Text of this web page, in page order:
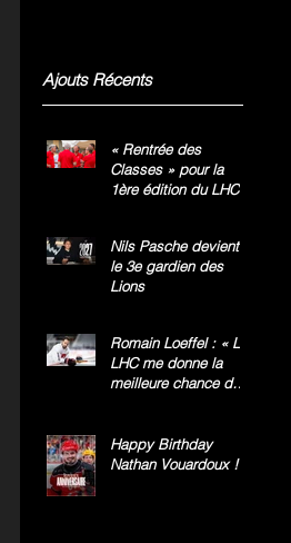
Ajouts Récents
« Rentrée des
Classes » pour la
1ère édition du LHC
Nils Pasche devient
le 3e gardien des
Lions
Romain Loeffel : « Le
LHC me donne la
meilleure chance de
Happy Birthday
Nathan Vouardoux !